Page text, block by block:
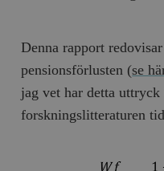
Denna rapport
pensionsförlusten (se
jag vet har detta
forskningslitteraturen